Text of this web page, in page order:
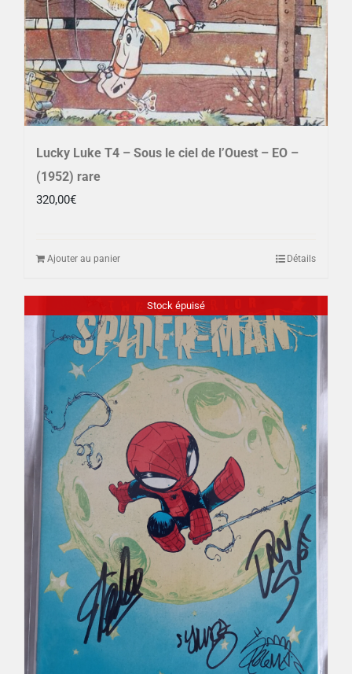
Lucky Luke T4 – Sous le ciel de l’Ouest – EO –
(1952) rare
320,00€
Ajouter au panier Détails
Stock épuisé